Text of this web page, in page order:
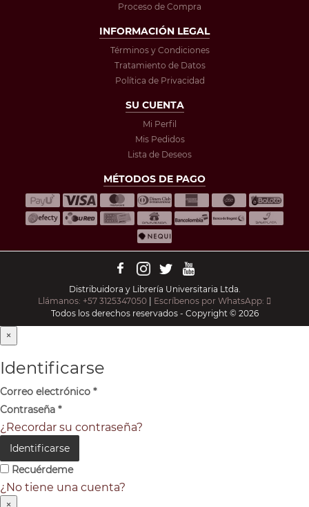
Proceso de Compra
INFORMACIÓN LEGAL
Términos y Condiciones
Tratamiento de Datos
Política de Privacidad
SU CUENTA
Mi Perfil
Mis Pedidos
Lista de Deseos
MÉTODOS DE PAGO
Distribuidora y Librería Universitaria Ltda.
Llámanos: +57 3125347050 | Escríbenos por WhatsApp:
Todos los derechos reservados - Copyright © 2026
×
Identificarse
Correo electrónico *
Contraseña *
¿Recordar su contraseña?
Identificarse
Recuérdeme
¿No tiene una cuenta?
×